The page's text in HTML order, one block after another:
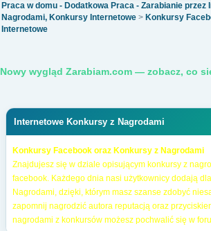
Praca w domu - Dodatkowa Praca - Zarabianie przez
Nagrodami, Konkursy Internetowe > Konkursy
Internetowe
Nowy wygląd Zarabiam.com — zobacz, co
Internetowe Konkursy z Nagrodami
Konkursy Facebook oraz Konkursy z Nagrodami
Znajdujesz się w dziale opisującym konkursy z
facebook. Każdego dnia nasi użytkownicy dodają
Nagrodami, dzięki, którym masz szanse zdobyć
zapomnij nagrodzić autora reputacją oraz
nagrodami z konkursów możesz pochwalić się w